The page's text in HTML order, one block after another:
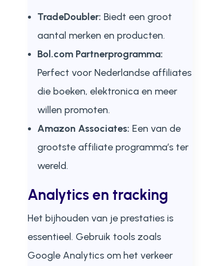
TradeDoubler: Biedt een groot
aantal merken en producten.
Bol.com Partnerprogramma:
Perfect voor Nederlandse affiliates
die boeken, elektronica en meer
willen promoten.
Amazon Associates: Een van de
grootste affiliate programma’s ter
wereld.
Analytics en tracking
Het bijhouden van je prestaties is
essentieel. Gebruik tools zoals
Google Analytics om het verkeer